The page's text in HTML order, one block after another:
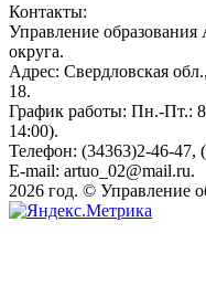
Контакты:
Управление
округа.
Адрес: Свердловская
18.
График работы: Пн.-Пт.:
14:00).
Телефон: (34363)2-46-47,
E-mail: artuo_02@mail.ru.
2026 год. © Управление